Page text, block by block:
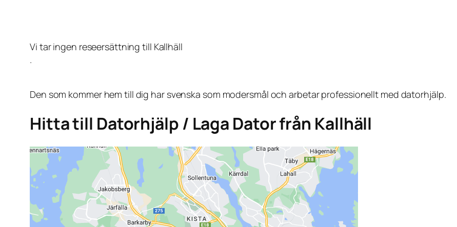
Vi tar ingen reseersättning till Kallhäll
.
Den som kommer hem till dig har svenska som modersmål och arbetar professionellt med datorhjälp.
Hitta till Datorhjälp / Laga Dator från Kallhäll